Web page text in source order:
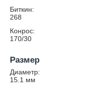
Биткин:
268
Конрос:
170/30
Размер
Диаметр:
15.1 мм